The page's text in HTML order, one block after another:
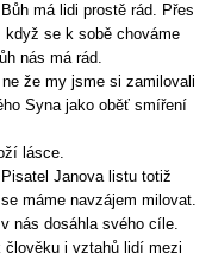
má lidi prostě rád. Přes
se k sobě chováme
nás má rád.
že my jsme si zamilovali
Syna jako oběť smíření
lásce.
Janova listu totiž
máme navzájem milovat.
nás dosáhla svého cíle.
i vztahů lidí mezi